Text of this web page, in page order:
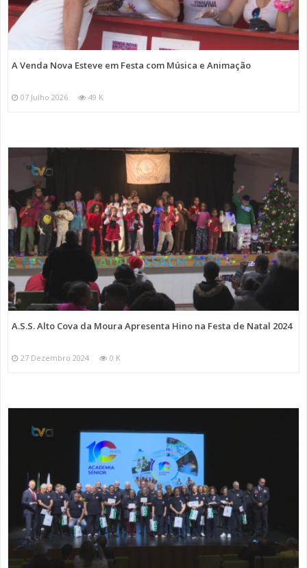
A Venda Nova Esteve em Festa com Música e Animação
07 Julho 2026 49 K
A.S.S. Alto Cova da Moura Apresenta Hino na Festa de Natal 2024
27 Dezembro 2024 0 K